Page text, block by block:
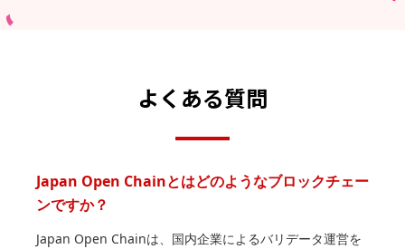
よくある質問
Japan Open Chainとはどのようなブロックチェー
ンですか？
Japan Open Chainは、国内企業によるバリデータ運営を